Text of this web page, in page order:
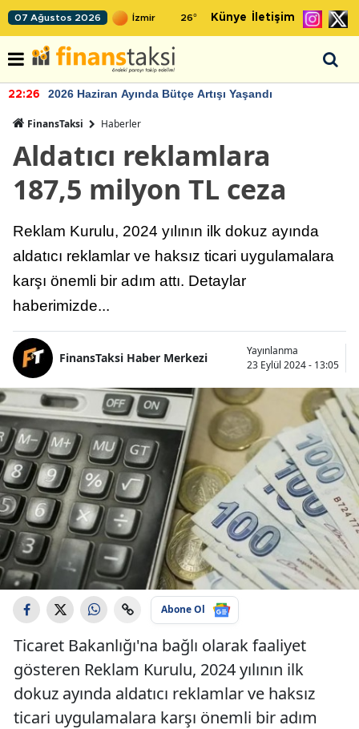
07 Ağustos 2026 26° Künye İletişim
22:26 2026 Haziran Ayında Bütçe Artışı Yaşandı
FinansTaksi Haberler
Aldatıcı reklamlara
187,5 milyon TL ceza
Reklam Kurulu, 2024 yılının ilk dokuz ayında
aldatıcı reklamlar ve haksız ticari uygulamalara
karşı önemli bir adım attı. Detaylar
haberimizde...
FinansTaksi Haber Merkezi
Yayınlanma
23 Eylül 2024 - 13:05
Abone Ol
Ticaret Bakanlığı'na bağlı olarak faaliyet
gösteren Reklam Kurulu, 2024 yılının ilk
dokuz ayında aldatıcı reklamlar ve haksız
ticari uygulamalara karşı önemli bir adım